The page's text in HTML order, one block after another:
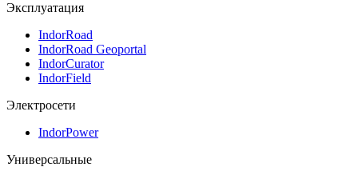
Эксплуатация
IndorRoad
IndorRoad Geoportal
IndorCurator
IndorField
Электросети
IndorPower
Универсальные